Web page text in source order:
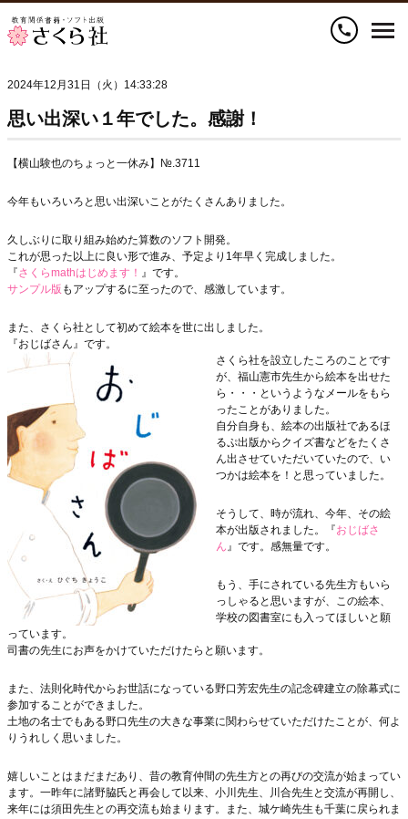
call
2024年12月31日（火）14:33:28
思い出深い１年でした。感謝！
【横山験也のちょっと一休み】№.3711
今年もいろいろと思い出深いことがたくさんありました。
久しぶりに取り組み始めた算数のソフト開発。
これが思った以上に良い形で進み、予定より1年早く完成しました。
『さくらmathはじめます！ 』です。
サンプル版 もアップするに至ったので、感激しています。
また、さくら社として初めて絵本を世に出しました。
『おじばさん』です。
さくら社を設立したころのことです
が、福山憲市先生から絵本を出せた
ら・・・というようなメールをもら
ったことがありました。
自分自身も、絵本の出版社であるほ
るぷ出版からクイズ書などをたくさ
ん出させていただいていたので、い
つかは絵本を！と思っていました。
そうして、時が流れ、今年、その絵
本が出版されました。『おじばさ
ん』です。感無量です。
もう、手にされている先生方もいら
っしゃると思いますが、この絵本、
学校の図書室にも入ってほしいと願
っています。
司書の先生にお声をかけていただけたらと願います。
また、法則化時代からお世話になっている野口芳宏先生の記念碑建立の除幕式に
参加することができました。
土地の名士でもある野口先生の大きな事業に関わらせていただけたことが、何よ
りうれしく思いました。
嬉しいことはまだまだあり、昔の教育仲間の先生方との再びの交流が始まってい
ます。一昨年に諸野脇氏と再会して以来、小川先生、川合先生と交流が再開し、
来年には須田先生との再交流も始まります。また、城ケ崎先生も千葉に戻られま